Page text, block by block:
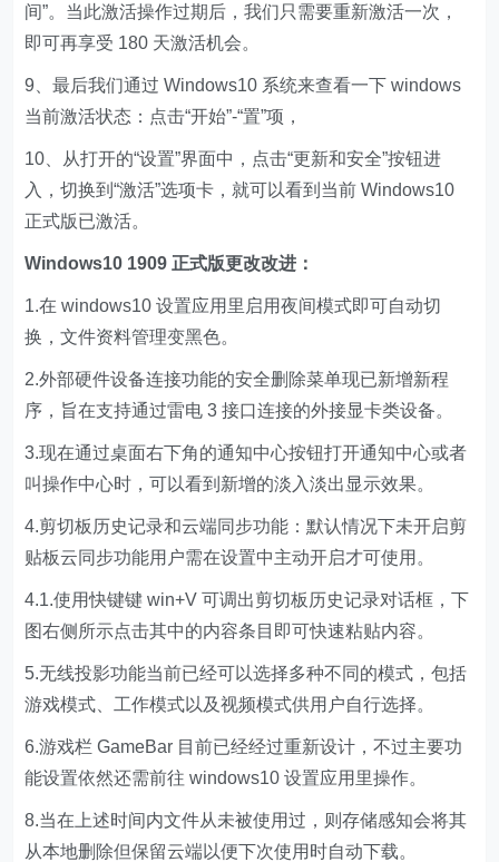
间”。当此激活操作过期后，我们只需要重新激活一次，
即可再享受 180 天激活机会。
9、最后我们通过 Windows10 系统来查看一下 windows
当前激活状态：点击“开始”-“置”项，
10、从打开的“设置”界面中，点击“更新和安全”按钮进
入，切换到“激活”选项卡，就可以看到当前 Windows10
正式版已激活。
Windows10 1909 正式版更改改进：
1.在 windows10 设置应用里启用夜间模式即可自动切
换，文件资料管理变黑色。
2.外部硬件设备连接功能的安全删除菜单现已新增新程
序，旨在支持通过雷电 3 接口连接的外接显卡类设备。
3.现在通过桌面右下角的通知中心按钮打开通知中心或者
叫操作中心时，可以看到新增的淡入淡出显示效果。
4.剪切板历史记录和云端同步功能：默认情况下未开启剪
贴板云同步功能用户需在设置中主动开启才可使用。
4.1.使用快键键 win+V 可调出剪切板历史记录对话框，下
图右侧所示点击其中的内容条目即可快速粘贴内容。
5.无线投影功能当前已经可以选择多种不同的模式，包括
游戏模式、工作模式以及视频模式供用户自行选择。
6.游戏栏 GameBar 目前已经经过重新设计，不过主要功
能设置依然还需前往 windows10 设置应用里操作。
8.当在上述时间内文件从未被使用过，则存储感知会将其
从本地删除但保留云端以便下次使用时自动下载。